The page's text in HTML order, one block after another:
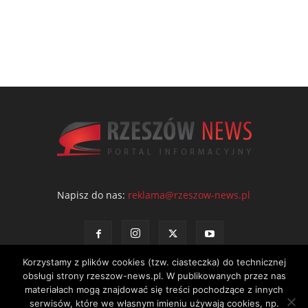
Napisz do nas: reklama@rzeszow-news.pl
Kontakt Polityka prywatności Regulamin portalu
Korzystamy z plików cookies (tzw. ciasteczka) do technicznej
obsługi strony rzeszow-news.pl. W publikowanych przez nas
materiałach mogą znajdować się treści pochodzące z innych
serwisów, które we własnym imieniu używają cookies, np.